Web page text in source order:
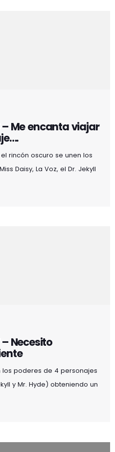
– Me encanta viajar
el rincón oscuro se unen los
Daisy, La Voz, el Dr. Jekyll
mágico lleno de:
– Necesito
los poderes de 4 personajes
y Mr. Hyde) obteniendo un
bromas, chistes,